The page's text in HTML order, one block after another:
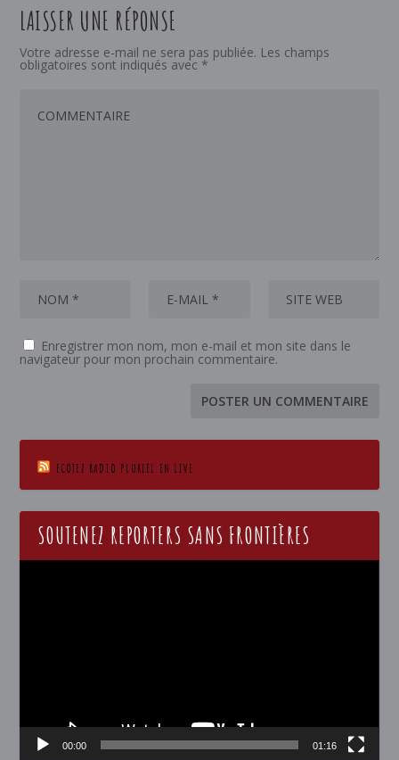
LAISSER UNE RÉPONSE
Votre adresse e-mail ne sera pas publiée. Les champs
obligatoires sont indiqués avec *
Enregistrer mon nom, mon e-mail et mon site dans le
navigateur pour mon prochain commentaire.
ECOTEZ RADIO PLURIEL EN LIVE
SOUTENEZ REPORTERS SANS FRONTIÈRES
00:00 01:16